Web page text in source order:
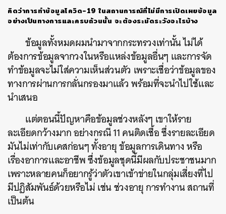
คิดว่าการทำข้อมูลโควิด-19ในสถานการณ์ที่ไม่มีการเปิดเผยข้อมูล
อย่างเป็นทางการและครบถ้วนนั้น จะต้องระมัดระวังอะไรบ้าง
ข้อมูลทั้งหมดผมนำมาจากกระทรวงเท่านั้น ไม่ได้
ต้องการข้อมูลจากวงในหรือแหล่งข้อมูลอื่นๆ และการจัด
ทำข้อมูลจะไม่ใส่ความเห็นส่วนตัว เพราะเชื่อว่าข้อมูลของ
ทางการผ่านการกลั่นกรองมาแล้ว พร้อมที่จะนำไปใช้และ
นำเสนอ
แต่ตอนนี้ปัญหาคือข้อมูลช่วงหลังๆ เขาให้ราย
ละเอียดกว้างมาก อย่างกรณี 11 คนติดเชื้อ ซึ่งรายละเอียด
มันไม่เท่ากับเคสก่อนๆ ทั้งอายุ ข้อมูลการเดินทาง หรือ
เรื่องอาการและอาชีพ ซึ่งข้อมูลชุดนี้มีผลกับประชาชนมาก
เพราะหลายคนก็อยากรู้ว่าตัวเขาเข้าข่ายในกลุ่มเสี่ยงที่ไป
มีปฏิสัมพันธ์ด้วยหรือไม่ เช่น ช่วงอายุ การทำงาน สถานที่
เป็นต้น